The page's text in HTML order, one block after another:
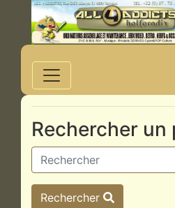
Rechercher un
Rechercher